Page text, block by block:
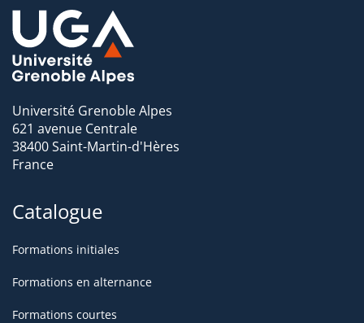
Université Grenoble Alpes
621 avenue Centrale
38400 Saint-Martin-d'Hères
France
Catalogue
Formations initiales
Formations en alternance
Formations courtes